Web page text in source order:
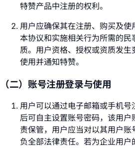
特赞产品中注册的权利。
用户应确保其在注册、购买及
本协议和实施相关行为所需的民
质。用户资格、授权或资质发
使用并通知特赞。
（二）账号注册登录与使用
用户可以通过电子邮箱或手机
后可自主设置账号密码，该用户
责保管，用户应当对以其用户
负全部法律责任。若为企业用